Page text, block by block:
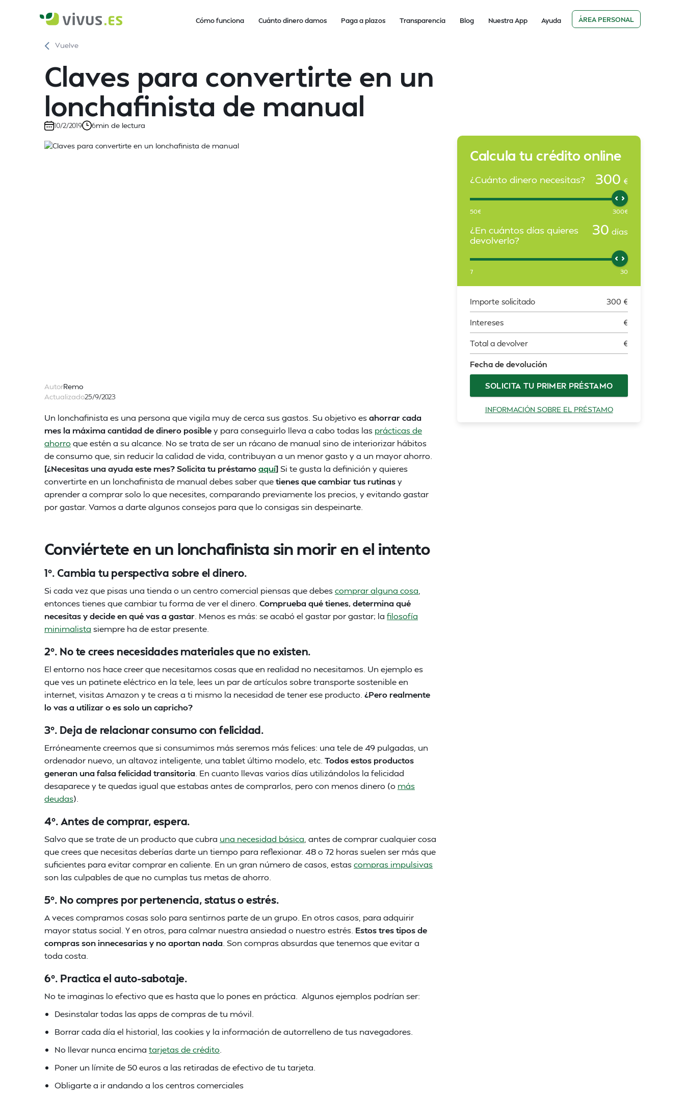
Cómo funciona Cuánto dinero damos Paga a plazos Transparencia Blog Nuestra App Ayuda ÁREA PERSONAL
Vuelve
Claves para convertirte en un
lonchafinista de manual
10/2/2019 6min de lectura
AutorRemo
Actualizado25/9/2023
Un lonchafinista es una persona que vigila muy de cerca sus gastos. Su objetivo esahorrar cada
mes la máxima cantidad de dinero posibley para conseguirlo lleva a cabo todas las prácticas de
ahorro que estén a su alcance. No se trata de ser un rácano de manual sino de interiorizar hábitos
de consumo que, sin reducir la calidad de vida, contribuyan a un menor gasto y a un mayor ahorro.
[¿Necesitas una ayuda este mes? Solicita tu préstamoaquí]Si te gusta la definición y quieres
convertirte en un lonchafinista de manual debes saber quetienes que cambiar tus rutinasy
aprender a comprar solo lo que necesites, comparando previamente los precios, y evitando gastar
por gastar. Vamos a darte algunos consejos para que lo consigas sin despeinarte.
Conviértete en un lonchafinista sin morir en el intento
1º. Cambia tu perspectiva sobre el dinero.
Si cada vez que pisas una tienda o un centro comercial piensas que debescomprar alguna cosa
entonces tienes que cambiar tu forma de ver el dinero. Comprueba qué tienes, determina qué
necesitas y decide en qué vas a gastar . Menos es más: se acabó el gastar por gastar; la filosofía
minimalista siempre ha de estar presente.
2º. No te crees necesidades materiales que no existen.
El entorno nos hace creer que necesitamos cosas que en realidad no necesitamos. Un ejemplo es
que ves un patinete eléctrico en la tele, lees un par de artículos sobre transporte sostenible en
internet, visitas Amazon y te creas a ti mismo la necesidad de tener ese producto. ¿Pero realmente
lo vas a utilizar o es solo un capricho?
3º. Deja de relacionar consumo con felicidad.
Erróneamente creemos que si consumimos más seremos más felices: una tele de 49 pulgadas, un
ordenador nuevo, un altavoz inteligente, una tablet último modelo, etc. Todos estos productos
generan una falsa felicidad transitoria . En cuanto llevas varios días utilizándolos la felicidad
desaparece y te quedas igual que estabas antes de comprarlos, pero con menos dinero (o más
deudas).
4º. Antes de comprar, espera.
Salvo que se trate de un producto que cubra una necesidad básica , antes de comprar cualquier cosa
que crees que necesitas deberías darte un tiempo para reflexionar. 48 o 72 horas suelen ser más que
suficientes para evitar comprar en caliente. En un gran número de casos, estascompras impulsivas
son las culpables de que no cumplas tus metas de ahorro.
5º. No compres por pertenencia, status o estrés.
A veces compramos cosas solo para sentirnos parte de un grupo. En otros casos, para adquirir
mayor status social. Y en otros, para calmar nuestra ansiedad o nuestro estrés. Estos tres tipos de
compras son innecesarias y no aportan nada . Son compras absurdas que tenemos que evitar a
toda costa.
6º. Practica el auto-sabotaje.
No te imaginas lo efectivo que es hasta que lo pones en práctica. Algunos ejemplos podrían ser:
Desinstalar todas las apps de compras de tu móvil.
Borrar cada día el historial, las cookies y la información de autorrelleno de tus navegadores.
No llevar nunca encima tarjetas de crédito
Poner un límite de 50 euros a las retiradas de efectivo de tu tarjeta.
Obligarte a ir andando a los centros comerciales
Calcula tu crédito online
¿Cuánto dinero necesitas? 300 €
50€ 300€
¿En cuántos días quieres
devolverlo?
30 días
7 30
Importe solicitado 300 €
Intereses €
Total a devolver €
Fecha de devolución
SOLICITA TU PRIMER PRÉSTAMO
INFORMACIÓN SOBRE EL PRÉSTAMO